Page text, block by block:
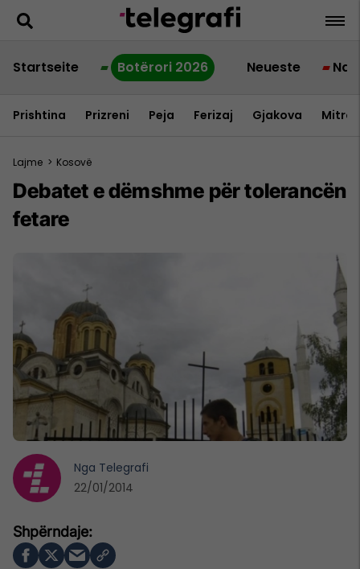
Startseite Botërori 2026 Neueste
Prishtina Prizreni Peja Ferizaj Gjakova
Lajme > Kosovë
Debatet e dëmshme për tolerancën
fetare
Nga Telegrafi
22/01/2014